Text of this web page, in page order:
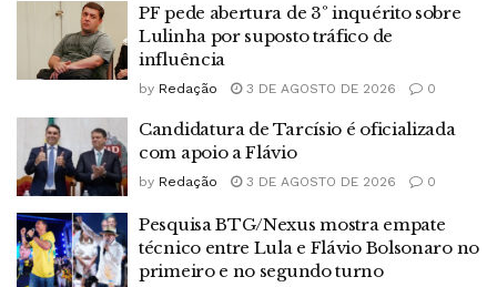
PF pede abertura de 3º inquérito sobre
Lulinha por suposto tráfico de
influência
by Redação 3 DE AGOSTO DE 2026 0
Candidatura de Tarcísio é oficializada
com apoio a Flávio
by Redação 3 DE AGOSTO DE 2026 0
Pesquisa BTG/Nexus mostra empate
técnico entre Lula e Flávio Bolsonaro no
primeiro e no segundo turno